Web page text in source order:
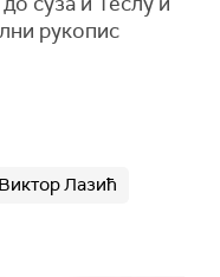
рукопис
Виктор Лазић